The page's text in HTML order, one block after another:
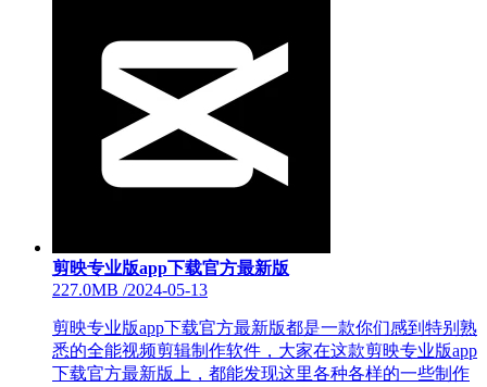
剪映专业版app下载官方最新版
227.0MB /2024-05-13
剪映专业版app下载官方最新版都是一款你们感到特别熟
悉的全能视频剪辑制作软件，大家在这款剪映专业版app
下载官方最新版上，都能发现这里各种各样的一些制作